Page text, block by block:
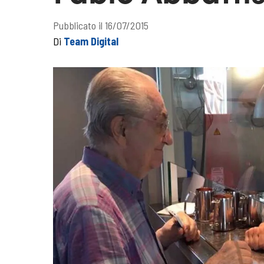
Pubblicato il 16/07/2015
Di Team Digital